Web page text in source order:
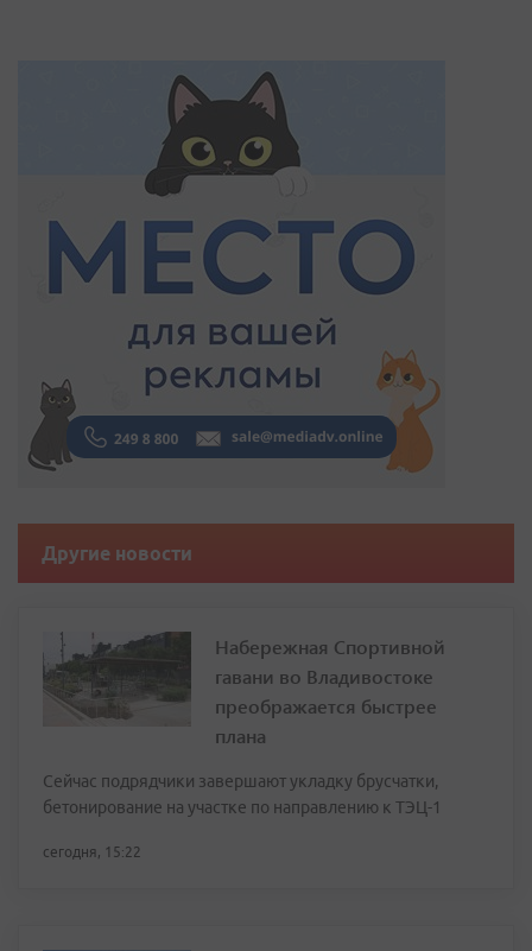
Другие новости
Набережная Спортивной
гавани во Владивостоке
преображается быстрее
плана
Сейчас подрядчики завершают укладку брусчатки,
бетонирование на участке по направлению к ТЭЦ-1
сегодня, 15:22